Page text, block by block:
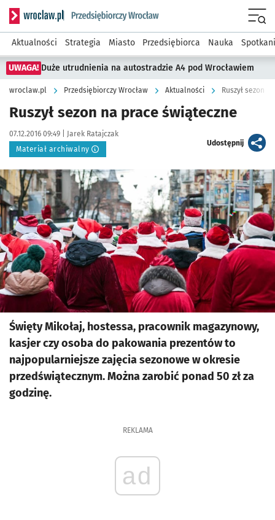
Serwis informacyjny wroclaw.pl podserwis: Strategia
Aktualności Strategia Miasto Przedsiębiorca Nauka
UWAGA! Duże utrudnienia na autostradzie A4 pod Wrocławiem
wroclaw.pl Przedsiębiorczy Wrocław Aktualności Ruszył sezon
Ruszył sezon na prace świąteczne
Data publikacji:
07.12.2016 09:49 | Autor:
Jarek Ratajczak
Materiał archiwalny
Udostępnijartykuł
Kliknij, aby powiększyć
Święty Mikołaj, hostessa, pracownik magazynowy,
kasjer czy osoba do pakowania prezentów to
najpopularniejsze zajęcia sezonowe w okresie
przedświątecznym. Można zarobić ponad 50 zł za
godzinę.
REKLAMA
ad